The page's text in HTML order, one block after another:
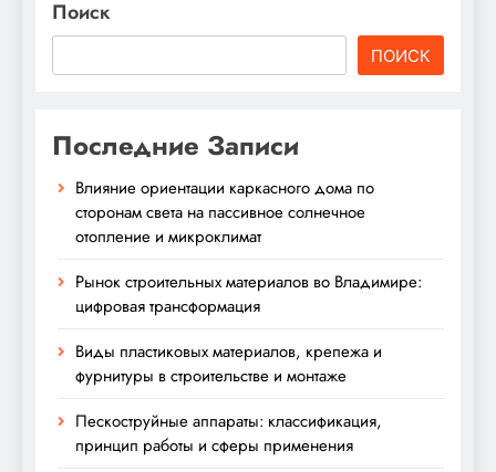
Поиск
ПОИСК
Последние Записи
Влияние ориентации каркасного дома по
сторонам света на пассивное солнечное
отопление и микроклимат
Рынок строительных материалов во Владимире:
цифровая трансформация
Виды пластиковых материалов, крепежа и
фурнитуры в строительстве и монтаже
Пескоструйные аппараты: классификация,
принцип работы и сферы применения